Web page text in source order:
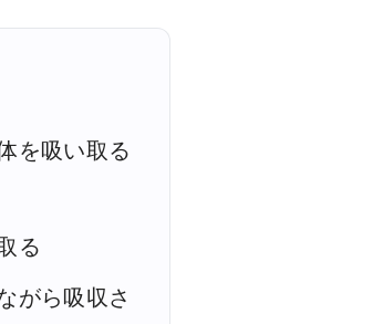
を吸い取る
る
がら吸収さ